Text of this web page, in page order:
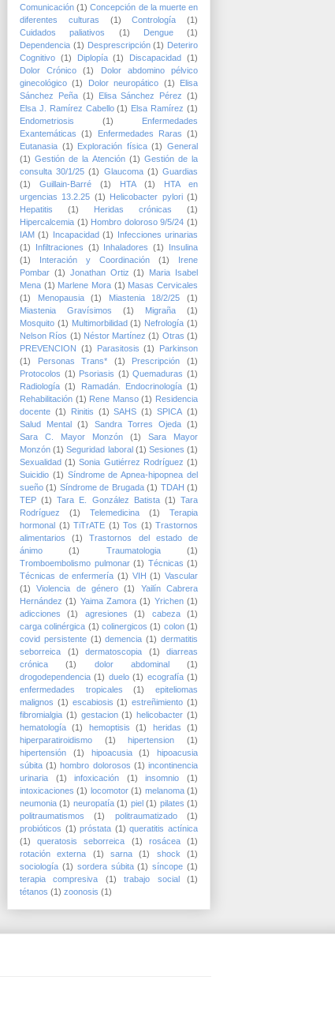
Comunicación (1) Concepción de la muerte en
diferentes culturas
(1) Contrología
(1)
Cuidados paliativos
(1) Dengue
(1)
Dependencia (1) Desprescripción (1) Deteriro
Cognitivo (1) Diplopía (1) Discapacidad (1)
Dolor Crónico
(1)
Dolor abdomino pélvico
ginecológico (1) Dolor neuropático (1)
Elisa
Sánchez Peña (1) Elisa Sánchez Pérez (1)
Elsa J. Ramírez Cabello (1) Elsa Ramírez (1)
Endometriosis
(1)
Enfermedades
Exantemáticas
(1) Enfermedades Raras (1)
Eutanasia (1) Exploración física (1) General
(1) Gestión de la Atención (1) Gestión de la
consulta 30/1/25 (1) Glaucoma (1) Guardias
(1)
Guillain-Barré (1) HTA (1)
HTA en
urgencias 13.2.25 (1) Helicobacter pylori (1)
Hepatitis
(1) Heridas crónicas
(1)
Hipercalcemia (1) Hombro doloroso 9/5/24 (1)
IAM (1) Incapacidad (1) Infecciones urinarias
(1)
Infiltraciones (1) Inhaladores (1)
Insulina
(1)
Interación y Coordinación (1)
Irene
Pombar (1) Jonathan Ortiz (1)
Maria Isabel
Mena (1) Marlene Mora (1) Masas Cervicales
(1)
Menopausia (1) Miastenia 18/2/25
(1)
Miastenia Gravísimos
(1) Migraña
(1)
Mosquito (1) Multimorbilidad (1) Nefrología (1)
Nelson Ríos (1) Néstor Martínez (1) Otras (1)
PREVENCION (1) Parasitosis (1)
Parkinson
(1)
Personas Trans* (1) Prescripción
(1)
Protocolos (1) Psoriasis (1) Quemaduras (1)
Radiología (1) Ramadán. Endocrinología (1)
Rehabilitación (1) Rene Manso (1) Residencia
docente (1) Rinitis (1) SAHS (1) SPICA (1)
Salud Mental
(1) Sandra Torres Ojeda (1)
Sara C. Mayor Monzón
(1)
Sara Mayor
Monzón (1) Seguridad laboral (1) Sesiones (1)
Sexualidad (1) Sonia Gutiérrez Rodríguez (1)
Suicidio (1) Síndrome de Apnea-hipopnea del
sueño (1) Síndrome de Brugada (1) TDAH (1)
TEP (1) Tara E. González Batista (1) Tara
Rodríguez
(1) Telemedicina (1)
Terapia
hormonal (1) TiTrATE (1) Tos (1) Trastornos
alimentarios
(1)
Trastornos del estado de
ánimo
(1) Traumatologia
(1)
Tromboembolismo pulmonar (1) Técnicas (1)
Técnicas de enfermería (1) VIH (1) Vascular
(1)
Violencia de género (1)
Yailín Cabrera
Hernández (1) Yaima Zamora (1) Yrichen (1)
adicciones
(1) agresiones (1) cabeza
(1)
carga colinérgica (1) colinergicos (1) colon (1)
covid persistente (1) demencia (1) dermatitis
seborreica
(1) dermatoscopia (1)
diarreas
crónica
(1) dolor abdominal
(1)
drogodependencia (1) duelo (1) ecografía (1)
enfermedades tropicales
(1)
epiteliomas
malignos (1) escabiosis (1) estreñimiento (1)
fibromialgia (1) gestacion (1) helicobacter (1)
hematología
(1) hemoptisis (1) heridas
(1)
hiperparatiroidismo
(1) hipertension
(1)
hipertensión
(1) hipoacusia (1)
hipoacusia
súbita (1) hombro dolorosos (1) incontinencia
urinaria
(1) infoxicación (1) insomnio
(1)
intoxicaciones (1) locomotor (1) melanoma (1)
neumonia (1) neuropatía (1) piel (1) pilates (1)
politraumatismos
(1) politraumatizado
(1)
probióticos (1) próstata (1) queratitis actínica
(1)
queratosis seborreica (1) rosácea
(1)
rotación externa
(1) sarna (1) shock
(1)
sociología (1) sordera súbita (1) síncope (1)
terapia compresiva
(1) trabajo social
(1)
tétanos (1) zoonosis (1)